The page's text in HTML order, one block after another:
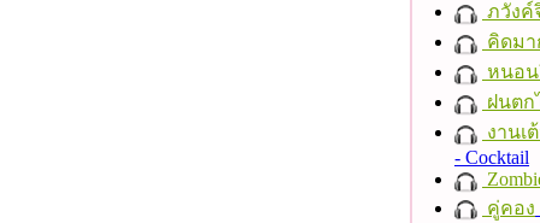
ภวังค์
คิดมา
หนอน
ฝนตก
งานเ
- Cocktail
คู่คอง